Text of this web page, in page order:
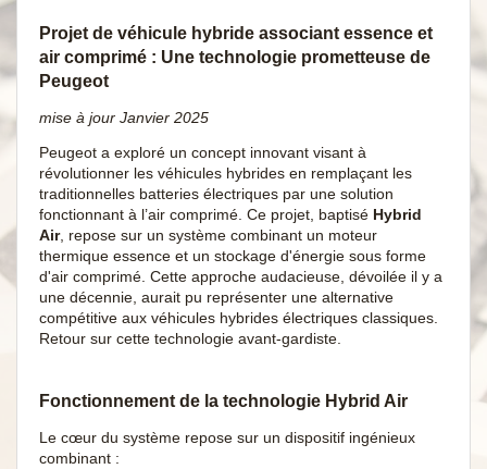
Projet de véhicule hybride associant essence et
air comprimé : Une technologie prometteuse de
Peugeot
mise à jour Janvier 2025
Peugeot a exploré un concept innovant visant à
révolutionner les véhicules hybrides en remplaçant les
traditionnelles batteries électriques par une solution
fonctionnant à l’air comprimé. Ce projet, baptisé Hybrid
Air, repose sur un système combinant un moteur
thermique essence et un stockage d'énergie sous forme
d'air comprimé. Cette approche audacieuse, dévoilée il y a
une décennie, aurait pu représenter une alternative
compétitive aux véhicules hybrides électriques classiques.
Retour sur cette technologie avant-gardiste.
Fonctionnement de la technologie Hybrid Air
Le cœur du système repose sur un dispositif ingénieux
combinant :